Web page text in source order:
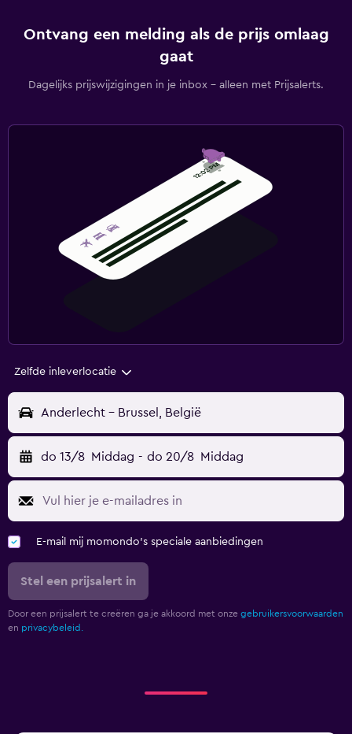
Ontvang een melding als de prijs omlaag
gaat
Dagelijks prijswijzigingen in je inbox - alleen met Prijsalerts.
Zelfde inleverlocatie
Anderlecht - Brussel, België
do 13/8 Middag - do 20/8 Middag
E-mail mij momondo's speciale aanbiedingen
Stel een prijsalert in
Door een prijsalert te creëren ga je akkoord met onze gebruikersvoorwaarden
en privacybeleid.